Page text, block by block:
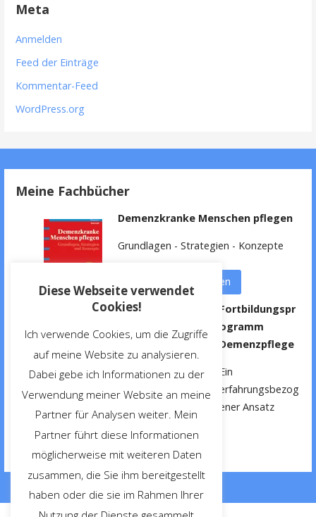
Meta
Anmelden
Feed der Einträge
Kommentar-Feed
WordPress.org
Meine Fachbücher
Demenzkranke Menschen pflegen
Grundlagen - Strategien - Konzepte
weitere Informationen
Fortbildungspr
ogramm
Demenzpflege
Ein
erfahrungsbezog
ener Ansatz
weitere Informationen
Diese Webseite verwendet
Cookies!
Ich verwende Cookies, um die Zugriffe
auf meine Website zu analysieren.
Dabei gebe ich Informationen zu der
Verwendung meiner Website an meine
Partner für Analysen weiter. Mein
Partner führt diese Informationen
möglicherweise mit weiteren Daten
zusammen, die Sie ihm bereitgestellt
haben oder die sie im Rahmen Ihrer